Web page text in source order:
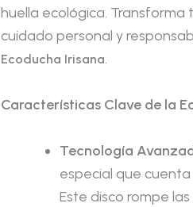
huella ecológica.
cuidado personal y
Ecoducha Irisana.
Características Clave de la
Tecnología
especial que cuenta
Este disco rompe